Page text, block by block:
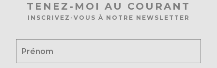
TENEZ-MOI AU COURANT
INSCRIVEZ-VOUS À NOTRE NEWSLETTER